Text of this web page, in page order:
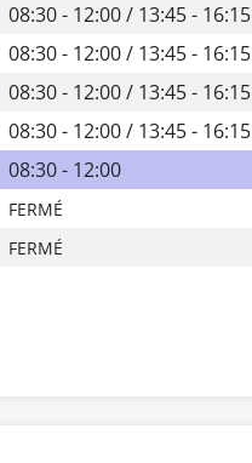
08:30 - 12:00 / 13:45 - 16:15
08:30 - 12:00 / 13:45 - 16:15
08:30 - 12:00 / 13:45 - 16:15
08:30 - 12:00 / 13:45 - 16:15
08:30 - 12:00
FERMÉ
FERMÉ